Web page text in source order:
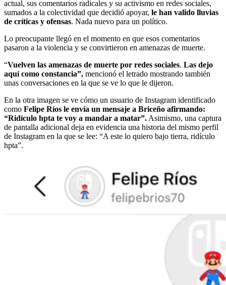
actual, sus comentarios radicales y su activismo en redes sociales,
sumados a la colectividad que decidió apoyar, le han valido lluvias
de críticas y ofensas. Nada nuevo para un político.
Lo preocupante llegó en el momento en que esos comentarios
pasaron a la violencia y se convirtieron en amenazas de muerte.
“Vuelven las amenazas de muerte por redes sociales. Las dejo
aquí como constancia”, mencionó el letrado mostrando también
unas conversaciones en la que se ve lo que le dijeron.
En la otra imagen se ve cómo un usuario de Instagram identificado
como Felipe Ríos le envía un mensaje a Briceño afirmando:
“Ridículo hpta te voy a mandar a matar”. Asimismo, una captura
de pantalla adicional deja en evidencia una historia del mismo perfil
de Instagram en la que se lee: “A este lo quiero bajo tierra, ridículo
hpta”.